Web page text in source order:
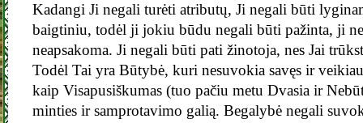
Kadangi Ji negali turėti atributų, Ji negali būti
baigtiniu, todėl ji jokiu būdu negali būti pažinta, ji
neapsakoma. Ji negali būti pati žinotoja, nes Jai
Todėl Tai yra Būtybė, kuri nesuvokia savęs ir
kaip Visapusiškumas (tuo pačiu metu Dvasia ir
minties ir samprotavimo galią. Begalybė negali